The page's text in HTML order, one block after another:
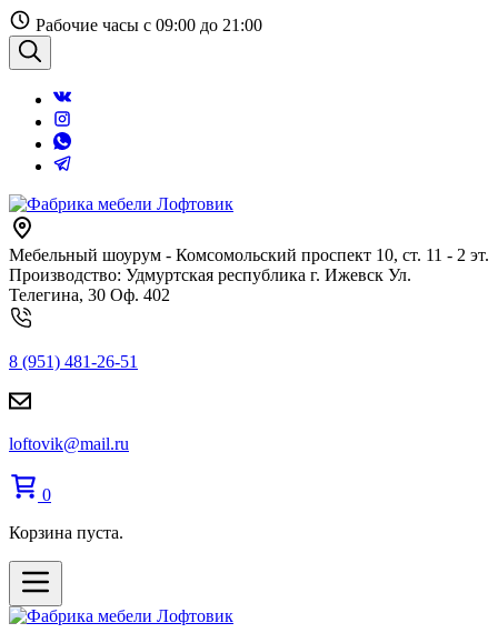
Перейти
к
содержанию
Рабочие часы с 09:00 до 21:00
Поиск
Мебельный шоурум - Комсомольский проспект 10, ст. 11 - 2 эт.
Производство: Удмуртская республика г. Ижевск Ул.
Телегина, 30 Оф. 402
8 (951) 481-26-51
loftovik@mail.ru
0
Корзина пуста.